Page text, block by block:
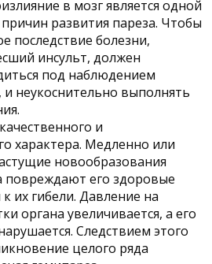
в мозг является одной
развития пареза. Чтобы
последствие болезни,
инсульт, должен
под наблюдением
неукоснительно выполнять
и
характера. Медленно или
новообразования
повреждают его здоровые
их гибели. Давление на
органа увеличивается, а его
Следствием этого
целого ряда